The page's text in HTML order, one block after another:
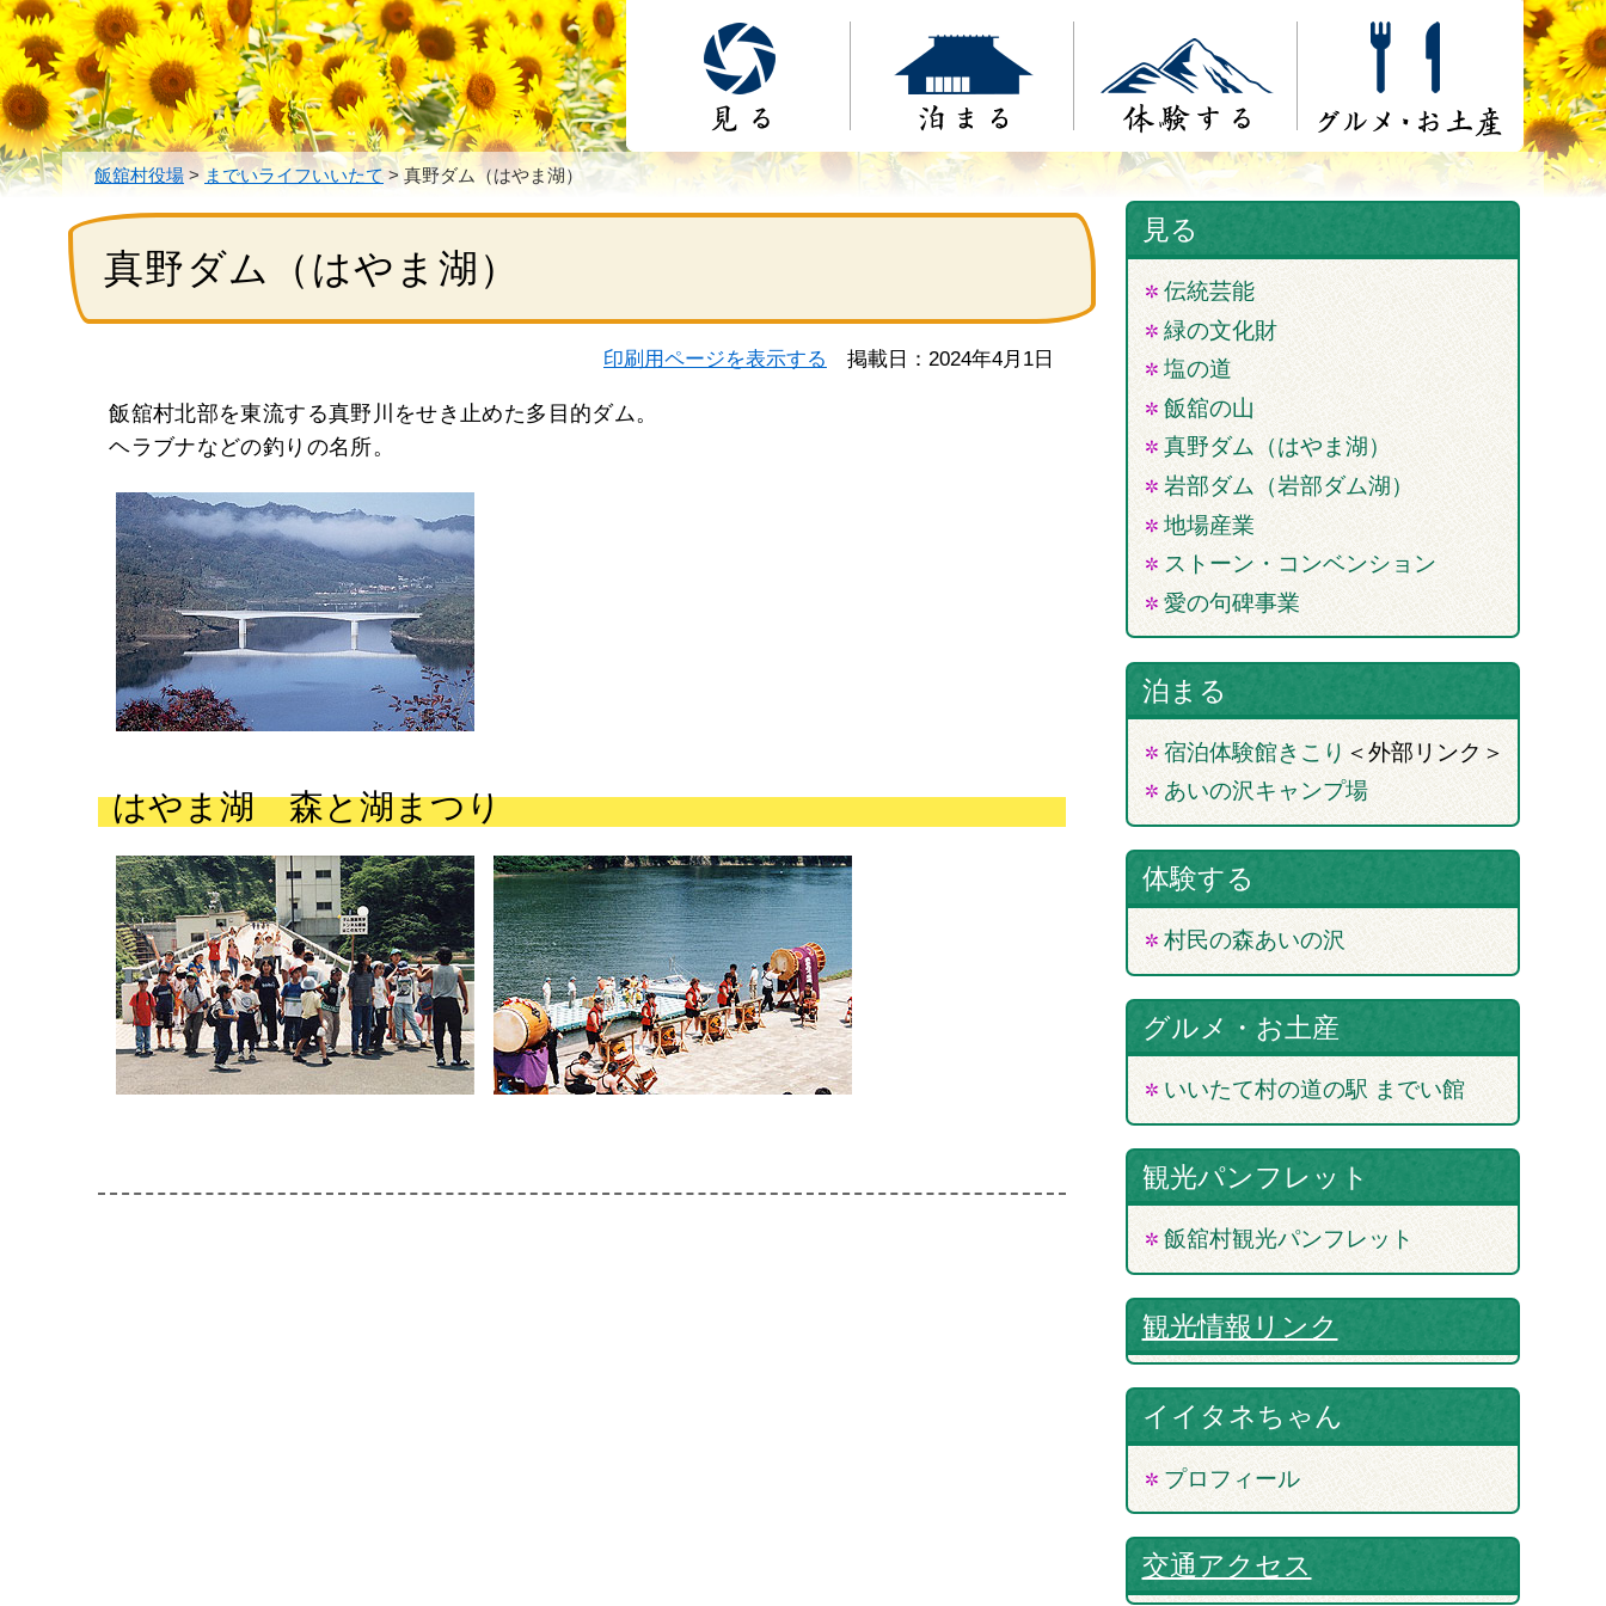
飯舘村役場 > までいライフいいたて >真野ダム（はやま湖）
真野ダム（はやま湖）
印刷用ページを表示する 掲載日：2024年4月1日
飯舘村北部を東流する真野川をせき止めた多目的ダム。
ヘラブナなどの釣りの名所。
はやま湖 森と湖まつり
見る
伝統芸能
緑の文化財
塩の道
飯舘の山
真野ダム（はやま湖）
岩部ダム（岩部ダム湖）
地場産業
ストーン・コンベンション
愛の句碑事業
泊まる
宿泊体験館きこり ＜外部リンク＞
あいの沢キャンプ場
体験する
村民の森あいの沢
グルメ・お土産
いいたて村の道の駅 までい館
観光パンフレット
飯舘村観光パンフレット
観光情報リンク
イイタネちゃん
プロフィール
交通アクセス